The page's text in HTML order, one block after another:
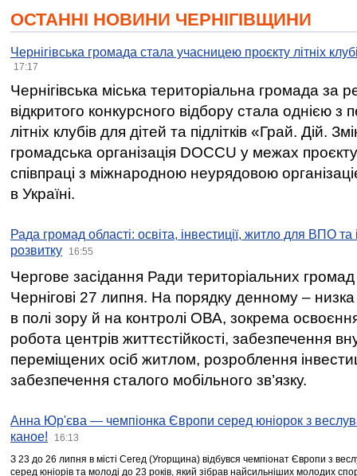
ОСТАННІ НОВИНИ ЧЕРНІГІВЩИНИ
Чернігівська громада стала учасницею проєкту літніх
17:17
Чернігівська міська територіальна громада за
відкритого конкурсного відбору стала однією
літніх клубів для дітей та підлітків «Грай. Дій.
громадська організація DOCCU у межах
співпраці з міжнародною неурядовою
в Україні.
Рада громад області: освіта, інвестиції, житло для ВПО
розвитку
16:55
Чергове засідання Ради територіальних громад
Чернігові 27 липня. На порядку денному –
в полі зору й на контролі ОВА, зокрема освоєння
робота центрів життєстійкості, забезпечення
переміщених осіб житлом, розроблення
забезпечення сталого мобільного зв’язку.
Анна Юр'єва — чемпіонка Європи серед юніорок з
каное!
16:13
З 23 до 26 липня в місті Сегед (Угорщина) відбувся чемпіонат Європи з
серед юніорів та молоді до 23 років, який зібрав найсильніших молодих